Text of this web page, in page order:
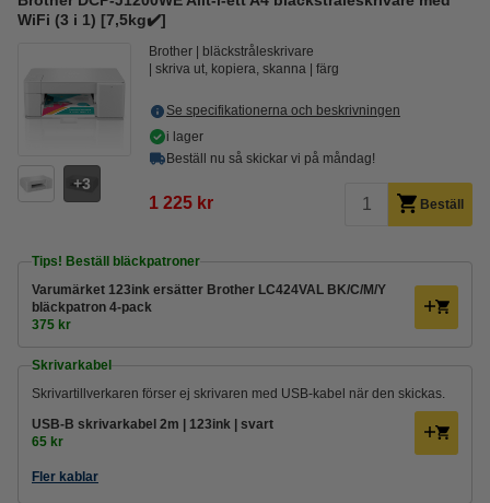
WiFi (3 i 1) [7,5kg✔️]
3
Brother
bläckstråleskrivare
skriva ut, kopiera, skanna
färg
Se specifikationerna och beskrivningen
i lager
Beställ nu så skickar vi på måndag!
1 225 kr Beställ
Tips! Beställ bläckpatroner
Varumärket 123ink ersätter Brother LC424VAL BK/C/M/Y
bläckpatron 4-pack
375 kr
Skrivarkabel
Skrivartillverkaren förser ej skrivaren med USB-kabel när den skickas.
USB-B skrivarkabel 2m | 123ink | svart
65 kr
Fler kablar